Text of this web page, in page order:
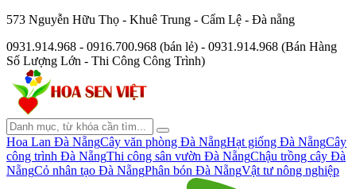
573 Nguyễn Hữu Thọ - Khuê Trung - Cẩm Lệ - Đà nẵng
0931.914.968 - 0916.700.968 (bán lẻ) - 0931.914.968 (Bán Hàng
Số Lượng Lớn - Thi Công Công Trình)
Hoa Lan Đà NẵngCây văn phòng Đà NẵngHạt giống Đà NẵngCây
công trình Đà NẵngThi công sân vườn Đà NẵngChậu trồng cây Đà
NẵngCỏ nhân tạo Đà NẵngPhân bón Đà NẵngVật tư nông nghiệp